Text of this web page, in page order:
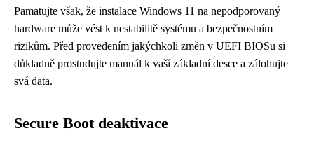
Pamatujte však, že instalace Windows 11 na nepodporovaný
hardware může vést k nestabilitě systému a bezpečnostním
rizikům. Před provedením jakýchkoli změn v UEFI BIOSu si
důkladně prostudujte manuál k vaší základní desce a zálohujte
svá data.
Secure Boot deaktivace